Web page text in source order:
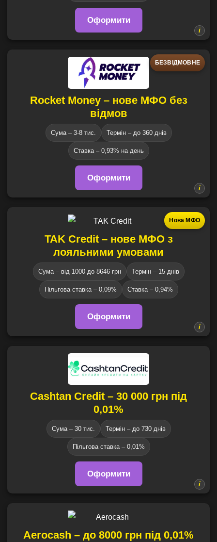
Оформити
БЕЗВІДМОВНЕ
Rocket Money – нове МФО без
відмов
Сума – 3-8 тис. Термін – до 360 днів
Ставка – 0,93% на день
Оформити
Нова МФО
TAK Credit – нове МФО з
лояльними умовами
Сума – від 1000 до 8646 грн Термін – 15 днів
Пільгова ставка – 0,09% Ставка – 0,94%
Оформити
Cashtan Credit – 30 000 грн під
0,01%
Сума – 30 тис. Термін – до 730 днів
Пільгова ставка – 0,01%
Оформити
Aerocash – до 8000 грн під 0,01%